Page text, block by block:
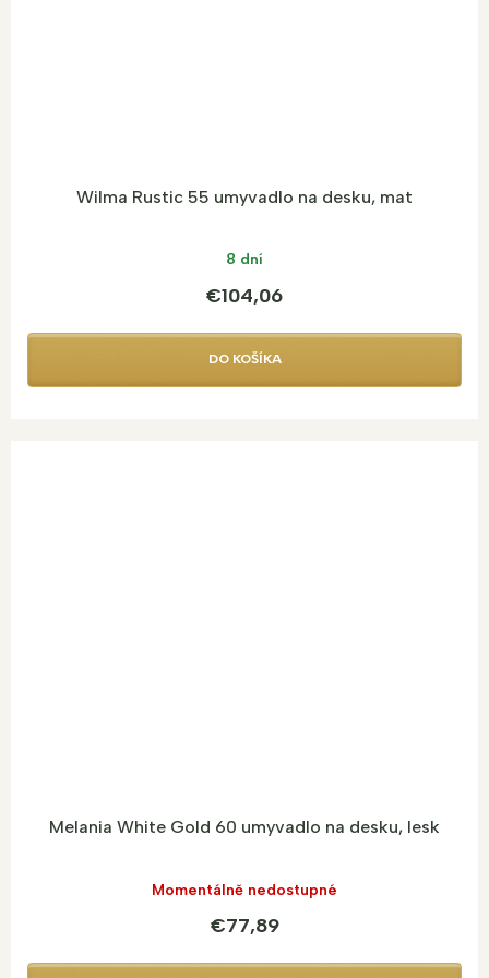
Wilma Rustic 55 umyvadlo na desku, mat
8 dní
€104,06
DO KOŠÍKA
Melania White Gold 60 umyvadlo na desku, lesk
Momentálně nedostupné
€77,89